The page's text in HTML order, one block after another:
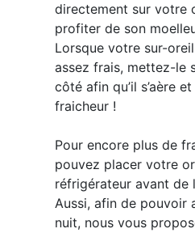
directement sur votre
profiter de son
Lorsque votre sur-
assez frais, mettez-le
côté afin qu’il s’aère
fraicheur !
Pour encore plus de
pouvez placer votre
réfrigérateur avant de
Aussi, afin de pouvoir
nuit, nous vous